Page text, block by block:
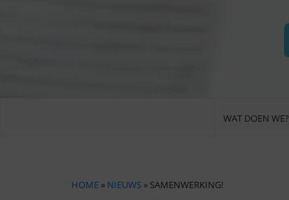
WAT DOEN WE?
HOME » NIEUWS » SAMENWERKING!